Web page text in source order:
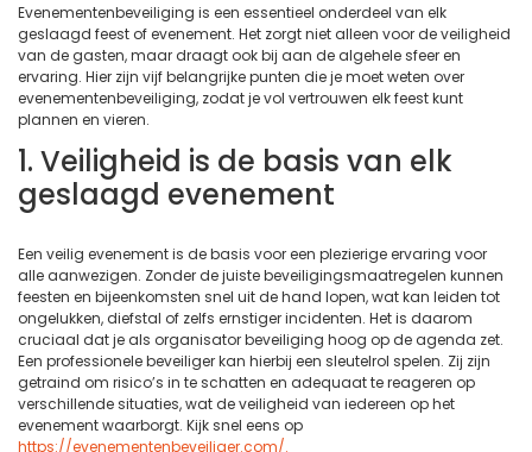
Evenementenbeveiliging is een essentieel onderdeel van elk
geslaagd feest of evenement. Het zorgt niet alleen voor de veiligheid
van de gasten, maar draagt ook bij aan de algehele sfeer en
ervaring. Hier zijn vijf belangrijke punten die je moet weten over
evenementenbeveiliging, zodat je vol vertrouwen elk feest kunt
plannen en vieren.
1. Veiligheid is de basis van elk
geslaagd evenement
Een veilig evenement is de basis voor een plezierige ervaring voor
alle aanwezigen. Zonder de juiste beveiligingsmaatregelen kunnen
feesten en bijeenkomsten snel uit de hand lopen, wat kan leiden tot
ongelukken, diefstal of zelfs ernstiger incidenten. Het is daarom
cruciaal dat je als organisator beveiliging hoog op de agenda zet.
Een professionele beveiliger kan hierbij een sleutelrol spelen. Zij zijn
getraind om risico’s in te schatten en adequaat te reageren op
verschillende situaties, wat de veiligheid van iedereen op het
evenement waarborgt. Kijk snel eens op
https://evenementenbeveiliger.com/.